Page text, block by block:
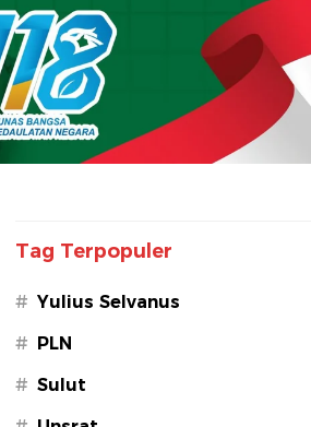
Tag Terpopuler
# Yulius Selvanus
# PLN
# Sulut